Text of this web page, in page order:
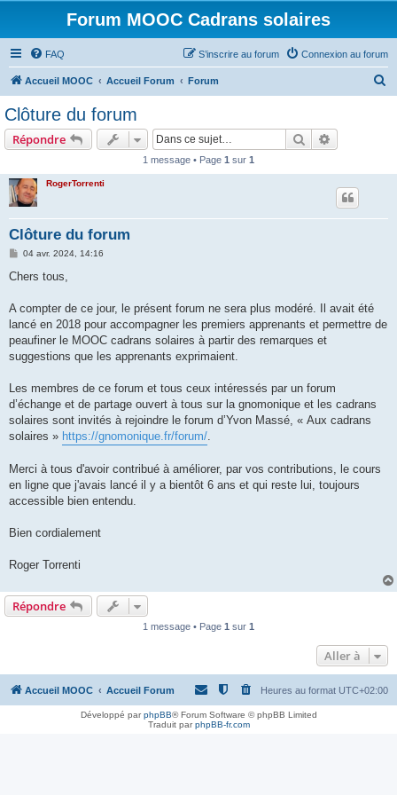
Forum MOOC Cadrans solaires
FAQ Connexion au forum
S’inscrire au forum
Accueil MOOC Accueil Forum Forum
Clôture du forum
Répondre Rechercher
1 message • Page 1 sur 1
RogerTorrenti
Clôture du forum
M
s
g
04 avr. 2024, 14:16
Chers tous,
A compter de ce jour, le présent forum ne sera plus modéré. Il avait été
lancé en 2018 pour accompagner les premiers apprenants et permettre de
peaufiner le MOOC cadrans solaires à partir des remarques et
suggestions que les apprenants exprimaient.
Les membres de ce forum et tous ceux intéressés par un forum
d’échange et de partage ouvert à tous sur la gnomonique et les cadrans
solaires sont invités à rejoindre le forum d’Yvon Massé, « Aux cadrans
solaires » https://gnomonique.fr/forum/.
Merci à tous d'avoir contribué à améliorer, par vos contributions, le cours
en ligne que j'avais lancé il y a bientôt 6 ans et qui reste lui, toujours
accessible bien entendu.
Bien cordialement
Roger Torrenti
Répondre
1 message • Page 1 sur 1
Aller à
Accueil MOOC Accueil Forum Heures au format UTC+02:00
Développé parphpBB® Forum Software © phpBB Limited
Traduit parphpBB-fr.com